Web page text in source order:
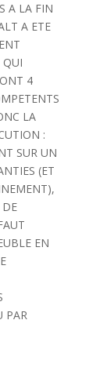
A LA FIN
A ETE
QUI
4
LA
:
SUR UN
(ET
EN
PAR